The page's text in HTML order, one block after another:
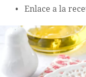
Enlace a la